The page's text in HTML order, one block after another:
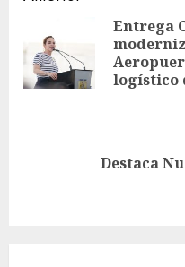
de
entradas
Entrega
logístico
Destaca